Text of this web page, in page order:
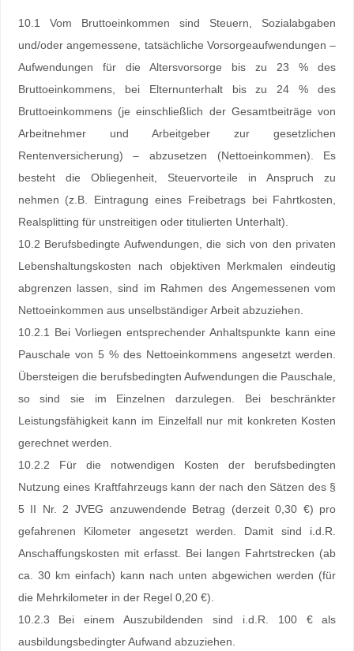
10.1 Vom Bruttoeinkommen sind Steuern, Sozialabgaben
und/oder angemessene, tatsächliche Vorsorgeaufwendungen –
Aufwendungen für die Altersvorsorge bis zu 23 % des
Bruttoeinkommens, bei Elternunterhalt bis zu 24 % des
Bruttoeinkommens (je einschließlich der Gesamtbeiträge von
Arbeitnehmer und Arbeitgeber zur gesetzlichen
Rentenversicherung) – abzusetzen (Nettoeinkommen). Es
besteht die Obliegenheit, Steuervorteile in Anspruch zu
nehmen (z.B. Eintragung eines Freibetrags bei Fahrtkosten,
Realsplitting für unstreitigen oder titulierten Unterhalt).
10.2 Berufsbedingte Aufwendungen, die sich von den privaten
Lebenshaltungskosten nach objektiven Merkmalen eindeutig
abgrenzen lassen, sind im Rahmen des Angemessenen vom
Nettoeinkommen aus unselbständiger Arbeit abzuziehen.
10.2.1 Bei Vorliegen entsprechender Anhaltspunkte kann eine
Pauschale von 5 % des Nettoeinkommens angesetzt werden.
Übersteigen die berufsbedingten Aufwendungen die Pauschale,
so sind sie im Einzelnen darzulegen. Bei beschränkter
Leistungsfähigkeit kann im Einzelfall nur mit konkreten Kosten
gerechnet werden.
10.2.2 Für die notwendigen Kosten der berufsbedingten
Nutzung eines Kraftfahrzeugs kann der nach den Sätzen des §
5 II Nr. 2 JVEG anzuwendende Betrag (derzeit 0,30 €) pro
gefahrenen Kilometer angesetzt werden. Damit sind i.d.R.
Anschaffungskosten mit erfasst. Bei langen Fahrtstrecken (ab
ca. 30 km einfach) kann nach unten abgewichen werden (für
die Mehrkilometer in der Regel 0,20 €).
10.2.3 Bei einem Auszubildenden sind i.d.R. 100 € als
ausbildungsbedingter Aufwand abzuziehen.